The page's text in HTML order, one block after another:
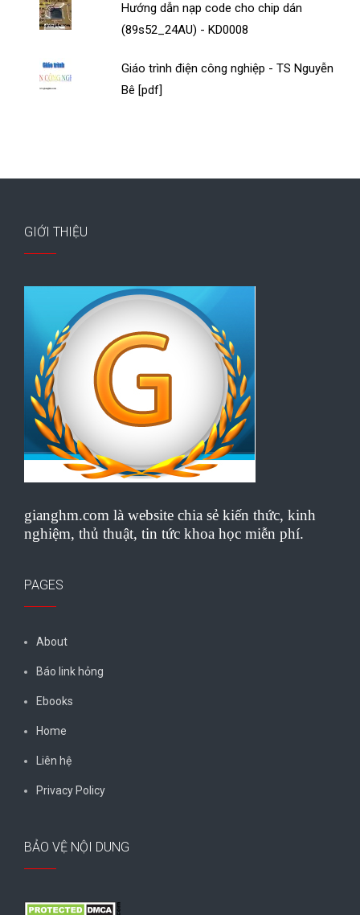
Hướng dẫn nạp code cho chip dán
(89s52_24AU) - KD0008
Giáo trình điện công nghiệp - TS Nguyễn
Bê [pdf]
GIỚI THIỆU
gianghm.com là website chia sẻ kiến thức, kinh
nghiệm, thủ thuật, tin tức khoa học miễn phí.
PAGES
About
Báo link hỏng
Ebooks
Home
Liên hệ
Privacy Policy
BẢO VỆ NỘI DUNG